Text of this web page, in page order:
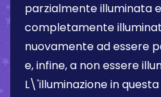
parzialmente illuminata
completamente
nuovamente ad essere
e, infine, a non essere
L\'illuminazione in